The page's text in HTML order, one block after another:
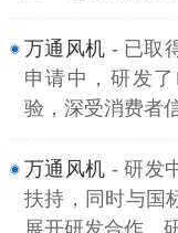
万通风机 - 已取
申请中，研发
验，深受消费者
万通风机 - 研发
扶持，同时与国